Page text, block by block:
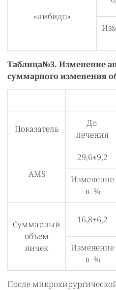
«либидо»
Таблица№3. Изменение
суммарного изменения
Показатель
До
лечения
AMS
29,6±9,2
Изменение
в %
Суммарный
объем
яичек
16,8±6,2
Изменение
в %
После